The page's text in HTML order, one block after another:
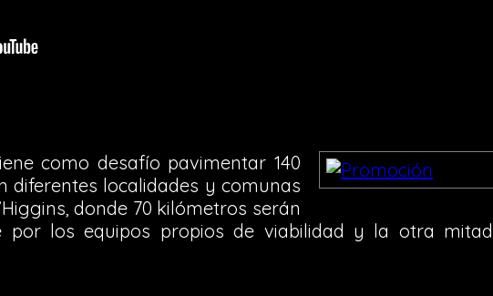
como desafío pavimentar 140
diferentes localidades y comunas
donde 70 kilómetros serán
por los equipos propios de viabilidad y la otra